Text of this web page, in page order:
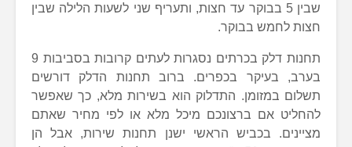
שבין 5 בבוקר עד חצות, ותעריף שני לשעות הלילה שבין
חצות לחמש בבוקר.
תחנות דלק בכרתים נסגרות לעתים קרובות בסביבות 9
בערב, בעיקר בכפרים. ברוב תחנות הדלק דורשים
תשלום במזומן. התדלוק הוא בשירות מלא, כך שאפשר
להחליט אם ברצונכם מיכל מלא או לפי מחיר שאתם
מציינים. בכביש הראשי ישנן תחנות שירות, אבל הן